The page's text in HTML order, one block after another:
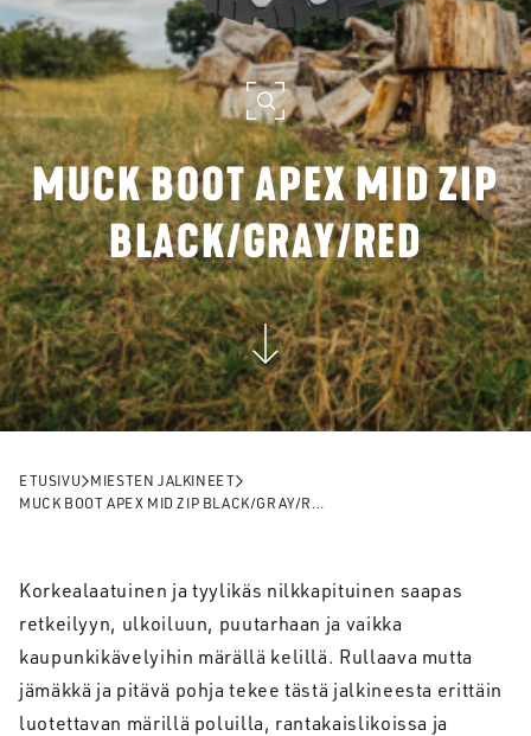
MUCK BOOT APEX MID ZIP
BLACK/GRAY/RED
ETUSIVU
MIESTEN JALKINEET
MUCK BOOT APEX MID ZIP BLACK/GRAY/R...
Korkealaatuinen ja tyylikäs nilkkapituinen saapas
retkeilyyn, ulkoiluun, puutarhaan ja vaikka
kaupunkikävelyihin märällä kelillä. Rullaava mutta
jämäkkä ja pitävä pohja tekee tästä jalkineesta erittäin
luotettavan märillä poluilla, rantakaislikoissa ja